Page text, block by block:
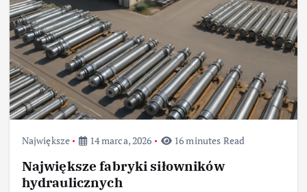
Największe 14 marca, 2026 16 minutes Read
Największe fabryki siłowników
hydraulicznych